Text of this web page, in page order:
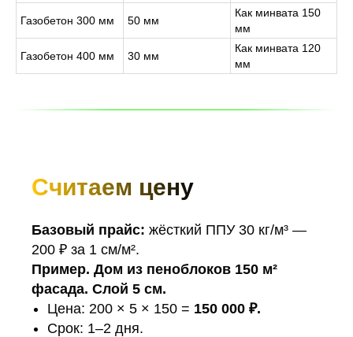
Газобетон 300 мм 50 мм
Как минвата 150
мм
Газобетон 400 мм 30 мм
Как минвата 120
мм
Считаем цену
Базовый прайс: жёсткий ППУ 30 кг/м³ —
200 ₽ за 1 см/м².
Пример. Дом из пеноблоков 150 м²
фасада. Слой 5 см.
Цена: 200 × 5 × 150 = 150 000 ₽.
Срок: 1–2 дня.